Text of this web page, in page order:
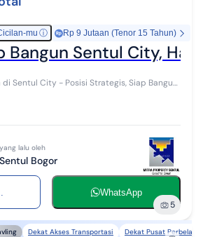
mu ⓘ Rp 9 Jutaan (Tenor 15 Tahun)
Bangun Sentul City,
di Sentul City - Posisi Strategis, Siap Bangun
lalu oleh
Bogor
WhatsApp
5
Dekat Akses Transportasi Dekat Pusat